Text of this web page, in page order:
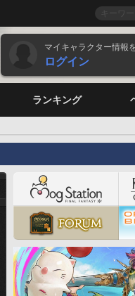
マイキャラクター情報
ログイン
ランキング